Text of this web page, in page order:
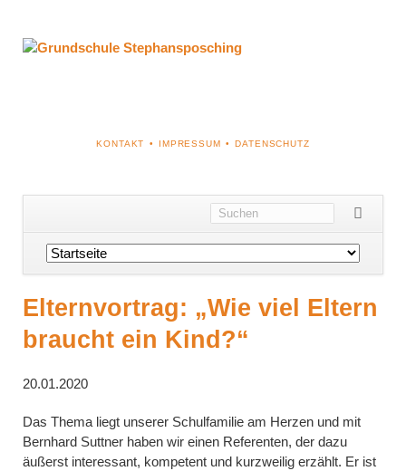
NAVIGATION
KONTAKT IMPRESSUM DATENSCHUTZ
Navigation
überspringen
Elternvortrag: „Wie viel Eltern
braucht ein Kind?“
20.01.2020
Das Thema liegt unserer Schulfamilie am Herzen und mit
Bernhard Suttner haben wir einen Referenten, der dazu
äußerst interessant, kompetent und kurzweilig erzählt. Er ist